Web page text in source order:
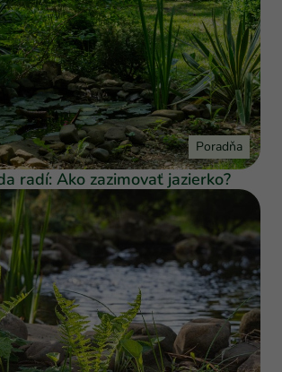
Poradňa
radí: Ako zazimovať jazierko?